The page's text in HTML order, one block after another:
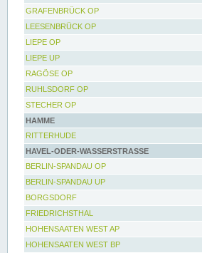
GRAFENBRÜCK OP
LEESENBRÜCK OP
LIEPE OP
LIEPE UP
RAGÖSE OP
RUHLSDORF OP
STECHER OP
HAMME
RITTERHUDE
HAVEL-ODER-WASSERSTRASSE
BERLIN-SPANDAU OP
BERLIN-SPANDAU UP
BORGSDORF
FRIEDRICHSTHAL
HOHENSAATEN WEST AP
HOHENSAATEN WEST BP